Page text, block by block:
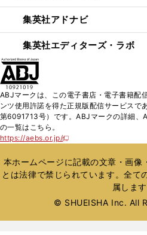
集英社アドナビ
集英社エディターズ・ラボ
ABJマークは、この電子書店・電子書籍配
ンツ使用許諾を得た正規版配信サービスで
第6091713号）です。ABJマークの詳細、
の一覧はこちら。
https://aebs.or.jp/
新
い
ウ
ィ
ウ
本ホームページに記載の文章・画像
とは法律で禁じられています。全て
属します
© SHUEISHA Inc. All